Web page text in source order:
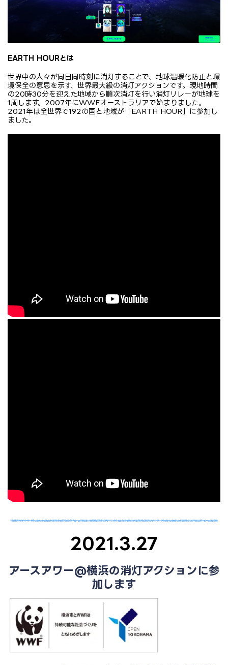
EARTH HOURとは
世界中の人々が同日同時刻に消灯することで、地球温暖化防止と環
境保全の意思を示す、世界最大級の消灯アクションです。現地時間
の20時30分を迎えた地域から順次消灯を行い消灯リレーが地球を
1周します。2007年にWWFオーストラリアで始まりました。
2021年は全世界で192の国と地域が「EARTH HOUR」に参加し
ました。
2021.3.27
アースアワー@横浜の消灯アクションに参
加します